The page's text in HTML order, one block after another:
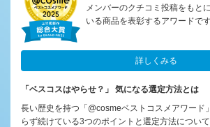
メンバーのクチコミ投稿をもと
いる商品を表彰するアワードです
詳しくみる
「ベスコスはやらせ？」 気になる選定方法とは
長い歴史を持つ「@cosmeベストコスメアワード
らず続けている3つのポイントと選定方法につい